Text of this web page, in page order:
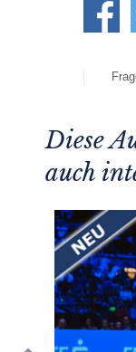
Diese
auch